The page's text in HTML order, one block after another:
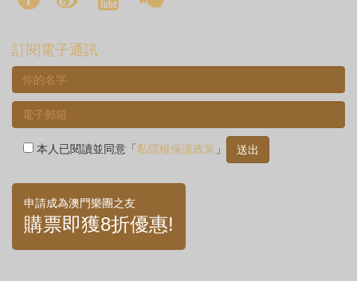
訂閱電子通訊
本人已閱讀並同意「 私隱權保護政策 」
申請成為澳門樂團之友
購票即獲8折優惠!